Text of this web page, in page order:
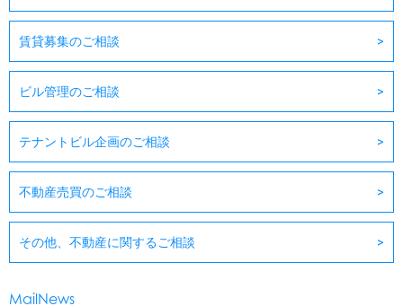
賃貸募集のご相談
ビル管理のご相談
テナントビル企画のご相談
不動産売買のご相談
その他、不動産に関するご相談
MailNews